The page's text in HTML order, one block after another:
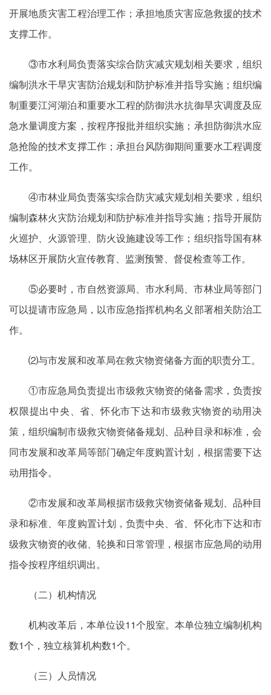
开展地质灾害工程治理工作；承担地质灾害应急救援的技术
支撑工作。
③市水利局负责落实综合防灾减灾规划相关要求，组织
编制洪水干旱灾害防治规划和防护标准并指导实施；组织编
制重要江河湖泊和重要水工程的防御洪水抗御旱灾调度及应
急水量调度方案，按程序报批并组织实施；承担防御洪水应
急抢险的技术支撑工作；承担台风防御期间重要水工程调度
工作。
④市林业局负责落实综合防灾减灾规划相关要求，组织
编制森林火灾防治规划和防护标准并指导实施；指导开展防
火巡护、火源管理、防火设施建设等工作；组织指导国有林
场林区开展防火宣传教育、监测预警、督促检查等工作。
⑤必要时，市自然资源局、市水利局、市林业局等部门
可以提请市应急局，以市应急指挥机构名义部署相关防治工
作。
⑵与市发展和改革局在救灾物资储备方面的职责分工。
①市应急局负责提出市级救灾物资的储备需求，负责按
权限提出中央、省、怀化市下达和市级救灾物资的动用决
策，组织编制市级救灾物资储备规划、品种目录和标准，会
同市发展和改革局等部门确定年度购置计划，根据需要下达
动用指令。
②市发展和改革局根据市级救灾物资储备规划、品种目
录和标准、年度购置计划，负责中央、省、怀化市下达和市
级救灾物资的收储、轮换和日常管理，根据市应急局的动用
指令按程序组织调出。
（二）机构情况
机构改革后，本单位设11个股室。本单位独立编制机构
数1个，独立核算机构数1个。
（三）人员情况